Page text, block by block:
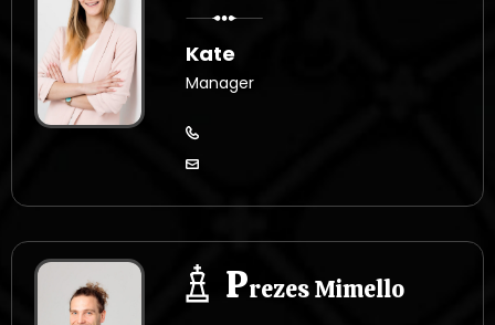
Kate
Manager
Prezes Mimello